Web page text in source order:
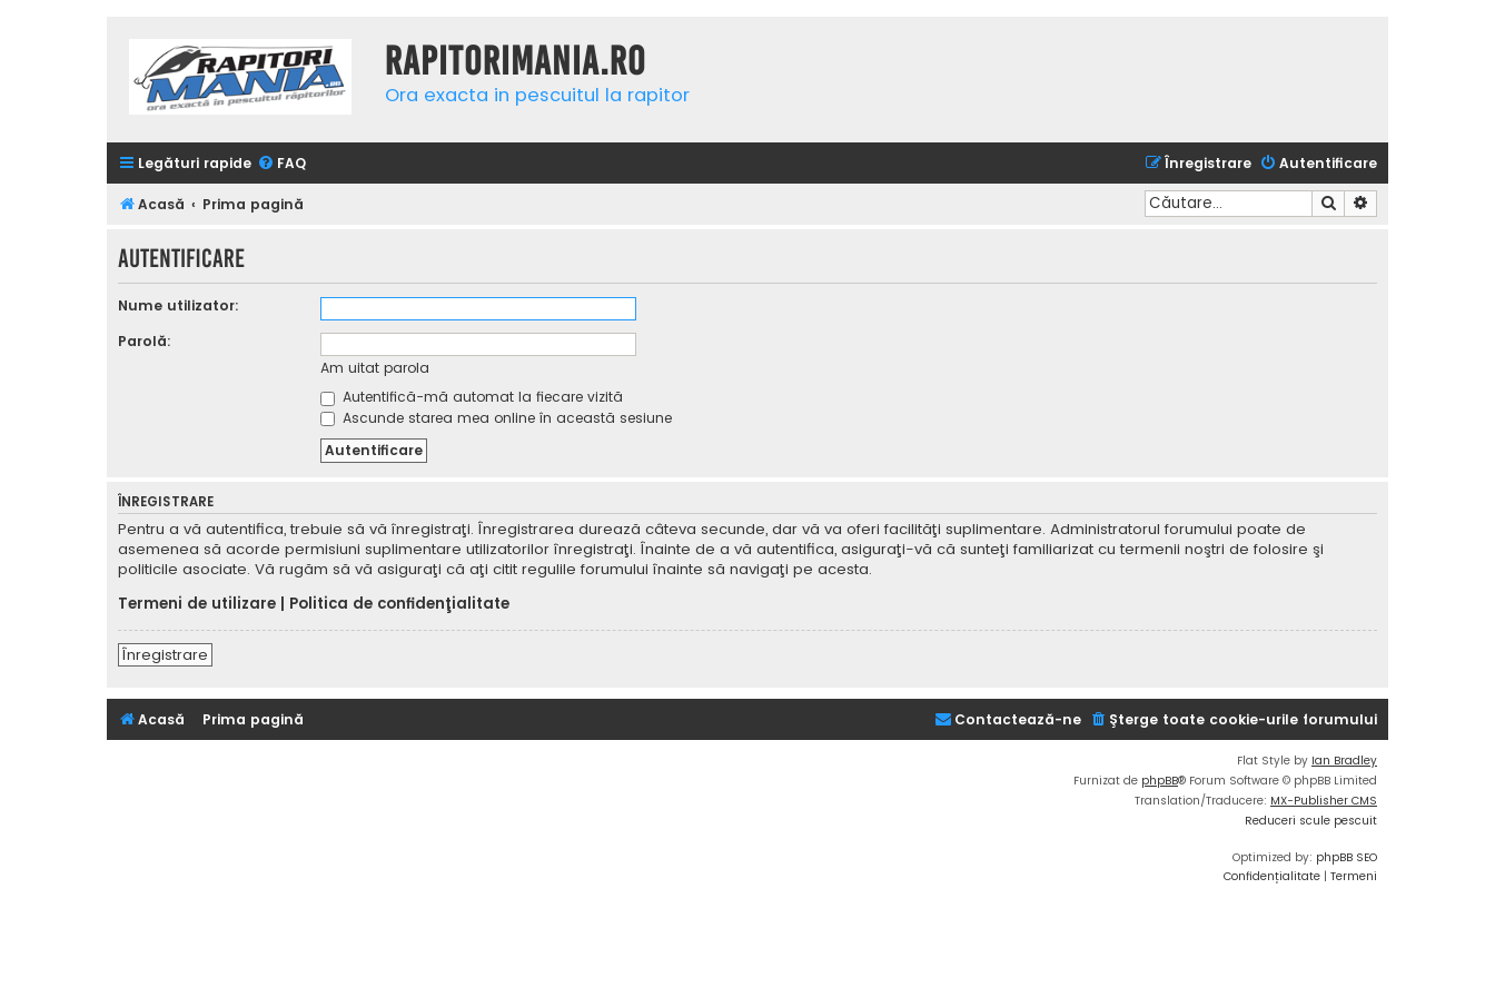
Rapitorimania.ro
Ora exacta in pescuitul la rapitor
Legături rapide FAQ Autentificare
Înregistrare
Acasă Prima pagină Căutare
Autentificare
Nume utilizator:
Parolă:
Am uitat parola
Autentifică-mă automat la fiecare vizită
Ascunde starea mea online în această sesiune
ÎNREGISTRARE
Pentru a vă autentifica, trebuie să vă înregistraţi. Înregistrarea durează câteva secunde, dar vă va oferi facilităţi suplimentare. Administratorul forumului poate de
asemenea să acorde permisiuni suplimentare utilizatorilor înregistraţi. Înainte de a vă autentifica, asiguraţi-vă că sunteţi familiarizat cu termenii noştri de folosire şi
politicile asociate. Vă rugăm să vă asiguraţi că aţi citit regulile forumului înainte să navigaţi pe acesta.
Termeni de utilizare
Politica de confidenţialitate
Înregistrare
Acasă Prima pagină Şterge toate cookie-urile forumului
Contactează-ne
Flat Style by Ian Bradley
Furnizat de phpBB® Forum Software © phpBB Limited
Translation/Traducere: MX-Publisher CMS
Reduceri scule pescuit
Optimized by: phpBB SEO
Confidențialitate | Termeni